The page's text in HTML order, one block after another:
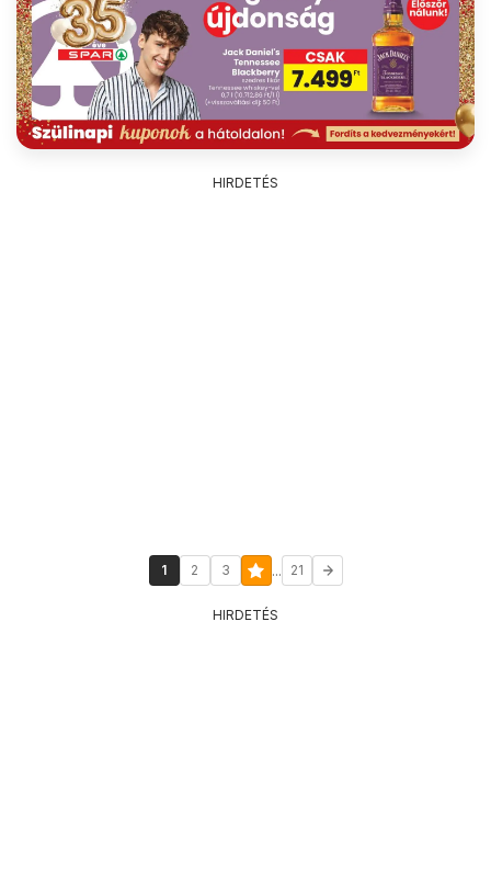
HIRDETÉS
1 2 3 ... 21
HIRDETÉS